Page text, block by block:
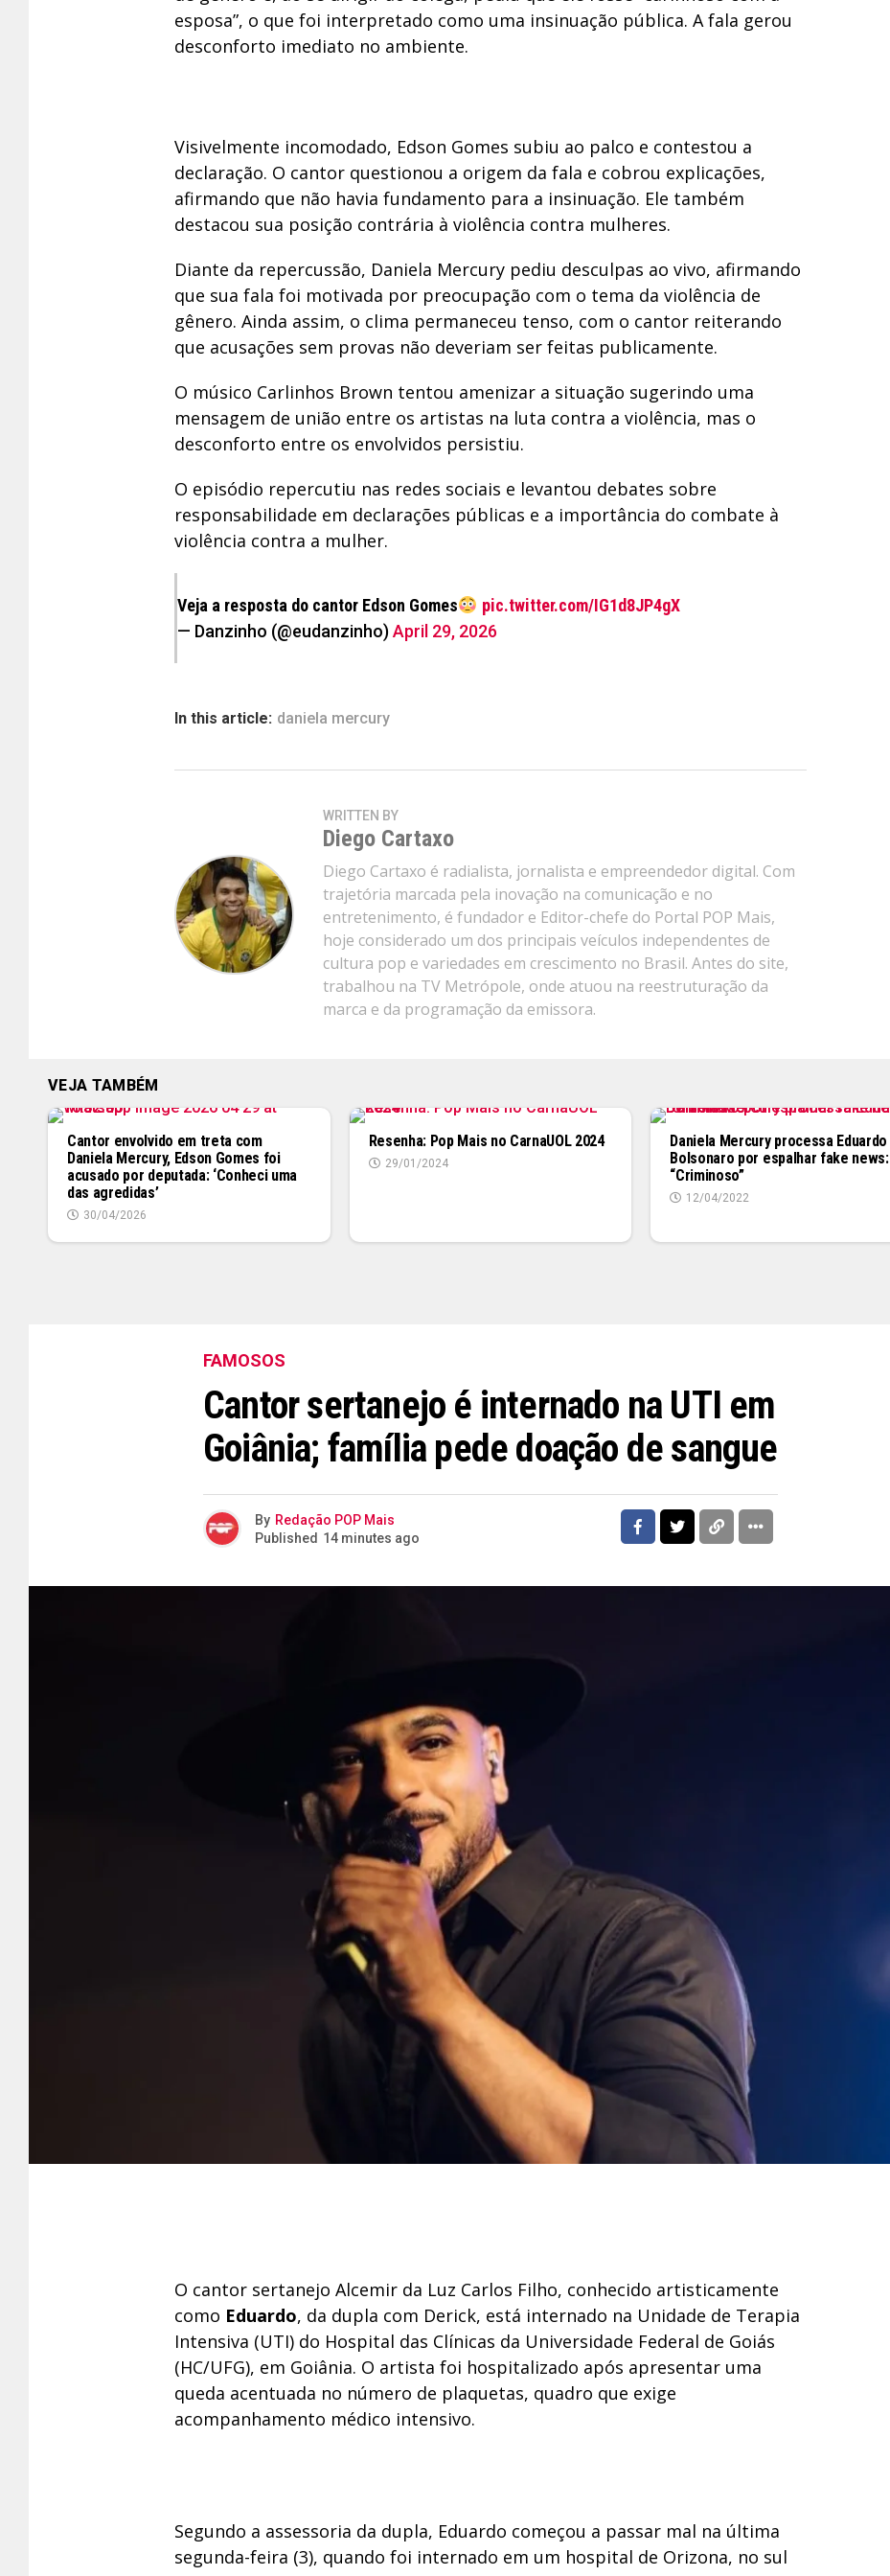
esposa”, o que foi interpretado como uma insinuação pública. A fala gerou
desconforto imediato no ambiente.
Visivelmente incomodado, Edson Gomes subiu ao palco e contestou a
declaração. O cantor questionou a origem da fala e cobrou explicações,
afirmando que não havia fundamento para a insinuação. Ele também
destacou sua posição contrária à violência contra mulheres.
Diante da repercussão, Daniela Mercury pediu desculpas ao vivo, afirmando
que sua fala foi motivada por preocupação com o tema da violência de
gênero. Ainda assim, o clima permaneceu tenso, com o cantor reiterando
que acusações sem provas não deveriam ser feitas publicamente.
O músico Carlinhos Brown tentou amenizar a situação sugerindo uma
mensagem de união entre os artistas na luta contra a violência, mas o
desconforto entre os envolvidos persistiu.
O episódio repercutiu nas redes sociais e levantou debates sobre
responsabilidade em declarações públicas e a importância do combate à
violência contra a mulher.
Veja a resposta do cantor Edson Gomes
pic.twitter.com/IG1d8JP4gX
— Danzinho (@eudanzinho)April 29, 2026
In this article: daniela mercury
WRITTEN BY
Diego Cartaxo
Diego Cartaxo é radialista, jornalista e empreendedor digital. Com
trajetória marcada pela inovação na comunicação e no
entretenimento, é fundador e Editor-chefe do Portal POP Mais,
hoje considerado um dos principais veículos independentes de
cultura pop e variedades em crescimento no Brasil. Antes do site,
trabalhou na TV Metrópole, onde atuou na reestruturação da
marca e da programação da emissora.
VEJA TAMBÉM
Cantor envolvido em treta com
Daniela Mercury, Edson Gomes foi
acusado por deputada: ‘Conheci uma
das agredidas’
30/04/2026
Resenha: Pop Mais no CarnaUOL 2024
29/01/2024
Daniela Mercury processa Eduardo
Bolsonaro por espalhar fake news:
“Criminoso”
12/04/2022
FAMOSOS
Cantor sertanejo é internado na UTI em
Goiânia; família pede doação de sangue
By Redação POP Mais
Published 14 minutes ago
O cantor sertanejo Alcemir da Luz Carlos Filho, conhecido artisticamente
como Eduardo, da dupla com Derick, está internado na Unidade de Terapia
Intensiva (UTI) do Hospital das Clínicas da Universidade Federal de Goiás
(HC/UFG), em Goiânia. O artista foi hospitalizado após apresentar uma
queda acentuada no número de plaquetas, quadro que exige
acompanhamento médico intensivo.
Segundo a assessoria da dupla, Eduardo começou a passar mal na última
segunda-feira (3), quando foi internado em um hospital de Orizona, no sul